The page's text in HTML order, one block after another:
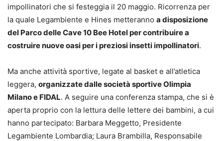
impollinatori che si festeggia il 20 maggio. Ricorrenza per
la quale Legambiente e Hines metteranno a disposizione
del Parco delle Cave 10 Bee Hotel per contribuire a
costruire nuove oasi per i preziosi insetti impollinatori.
Ma anche attività sportive, legate al basket e all’atletica
leggera, organizzate dalle società sportive Olimpia
Milano e FIDAL. A seguire una conferenza stampa, che si è
aperta proprio con la lettura delle lettere dei bambini, a cui
hanno partecipato: Barbara Meggetto, Presidente
Legambiente Lombardia; Laura Brambilla, Responsabile